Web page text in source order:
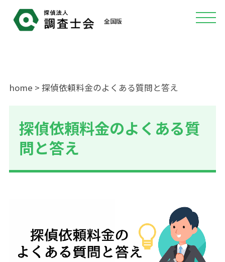
全国版
home > 探偵依頼料金のよくある質問と答え
探偵依頼料金のよくある質
問と答え